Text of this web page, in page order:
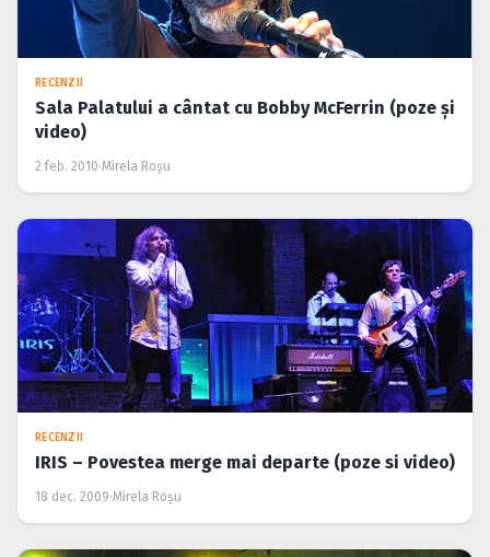
RECENZII
Sala Palatului a cântat cu Bobby McFerrin (poze și
video)
2 feb. 2010·Mirela Roşu
RECENZII
IRIS – Povestea merge mai departe (poze si video)
18 dec. 2009·Mirela Roşu